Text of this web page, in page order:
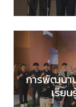
การพัฒนา
เรีย